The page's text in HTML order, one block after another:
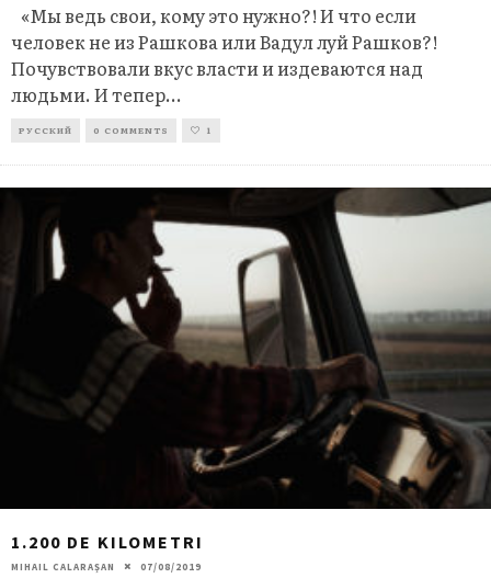
«Мы ведь свои, кому это нужно?! И что если
человек не из Рашкова или Вадул луй Рашков?!
Почувствовали вкус власти и издеваются над
людьми. И тепер...
РУССКИЙ 0 COMMENTS 1
1.200 DE KILOMETRI
MIHAIL CALARAȘAN 07/08/2019